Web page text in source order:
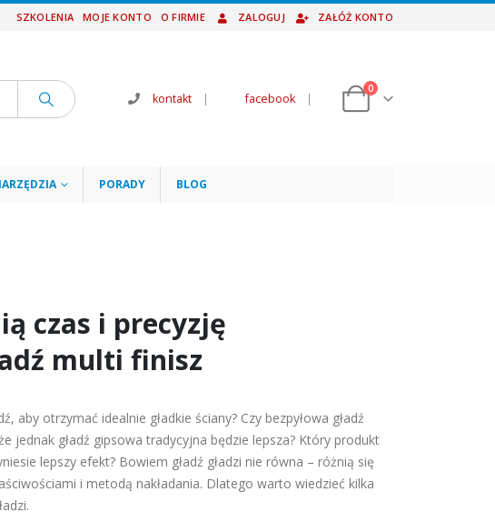
SZKOLENIA MOJE KONTO O FIRMIE ZALOGUJ ZAŁÓŻ KONTO
kontakt | facebook |
0
PORADY BLOG
czas i precyzję
multi finisz
aby otrzymać idealnie gładkie ściany? Czy bezpyłowa gładź
jednak gładź gipsowa tradycyjna będzie lepsza? Który produkt
lepszy efekt? Bowiem gładź gładzi nie równa – różnią się
i metodą nakładania. Dlatego warto wiedzieć kilka